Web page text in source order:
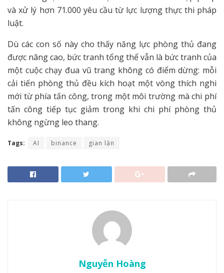
và xử lý hơn 71.000 yêu cầu từ lực lượng thực thi pháp
luật.
Dù các con số này cho thấy năng lực phòng thủ đang
được nâng cao, bức tranh tổng thể vẫn là bức tranh của
một cuộc chạy đua vũ trang không có điểm dừng: mỗi
cải tiến phòng thủ đều kích hoạt một vòng thích nghi
mới từ phía tấn công, trong một môi trường mà chi phí
tấn công tiếp tục giảm trong khi chi phí phòng thủ
không ngừng leo thang.
Tags: AI binance gian lận
Nguyễn Hoàng